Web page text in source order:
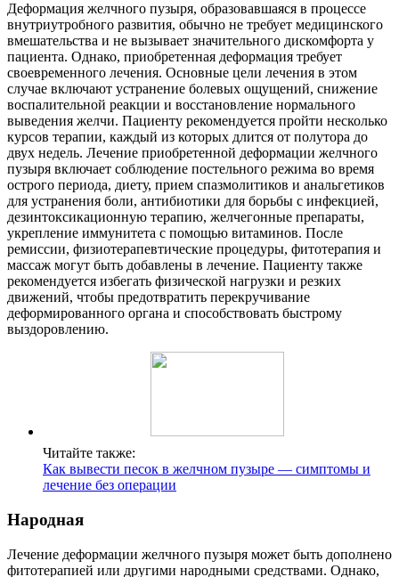
Деформация желчного пузыря, образовавшаяся в процессе
внутриутробного развития, обычно не требует медицинского
вмешательства и не вызывает значительного дискомфорта у
пациента. Однако, приобретенная деформация требует
своевременного лечения. Основные цели лечения в этом
случае включают устранение болевых ощущений, снижение
воспалительной реакции и восстановление нормального
выведения желчи. Пациенту рекомендуется пройти несколько
курсов терапии, каждый из которых длится от полутора до
двух недель. Лечение приобретенной деформации желчного
пузыря включает соблюдение постельного режима во время
острого периода, диету, прием спазмолитиков и анальгетиков
для устранения боли, антибиотики для борьбы с инфекцией,
дезинтоксикационную терапию, желчегонные препараты,
укрепление иммунитета с помощью витаминов. После
ремиссии, физиотерапевтические процедуры, фитотерапия и
массаж могут быть добавлены в лечение. Пациенту также
рекомендуется избегать физической нагрузки и резких
движений, чтобы предотвратить перекручивание
деформированного органа и способствовать быстрому
выздоровлению.
Читайте также:
Как вывести песок в желчном пузыре — симптомы и
лечение без операции
Народная
Лечение деформации желчного пузыря может быть дополнено
фитотерапией или другими народными средствами. Однако,